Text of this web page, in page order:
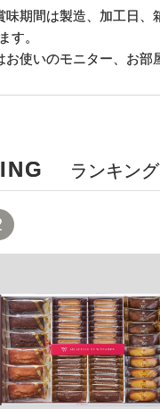
味期間は製造、加工日
す。
お使いのモニター、お部
ランキング